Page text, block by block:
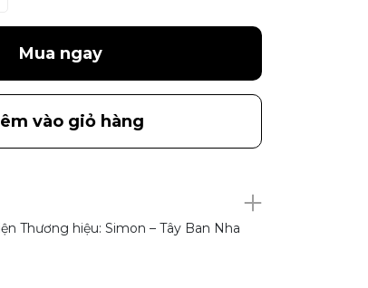
Mua ngay
vào giỏ hàng
Thương hiệu: Simon – Tây Ban Nha